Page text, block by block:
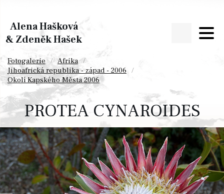
Alena Hašková
& Zdeněk Hašek
Fotogalerie
Afrika
Jihoafrická republika - západ - 2006
Okolí Kapského Města 2006
PROTEA CYNAROIDES